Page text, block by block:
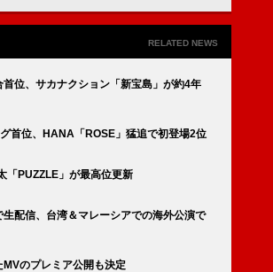
RELATED NEWS
位、サカナクション「新宝島」が約4年
首位、HANA「ROSE」猛追で初登場2位
「PUZZLE」が最高位更新
配信、台湾＆マレーシアでの海外公演で
のプレミア公開も決定